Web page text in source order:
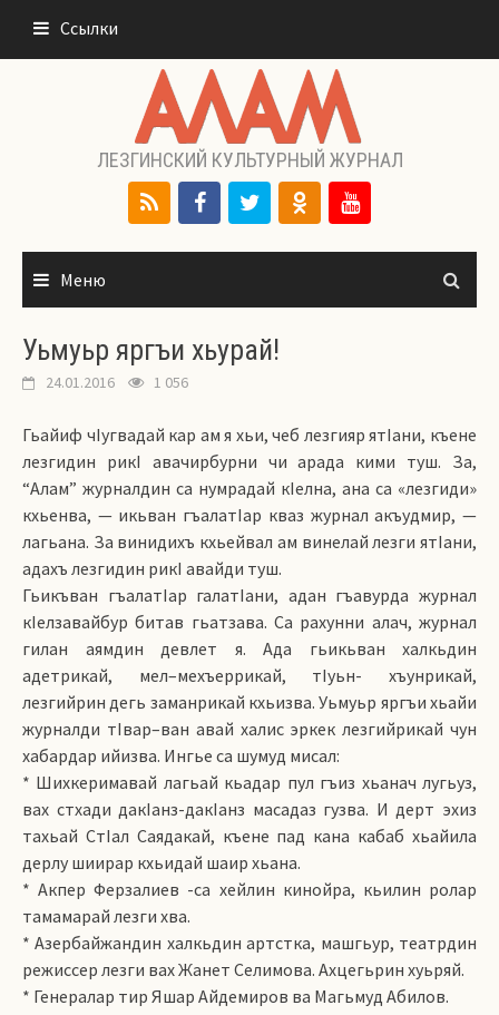
содержимому
Ссылки
ЛЕЗГИНСКИЙ КУЛЬТУРНЫЙ ЖУРНАЛ
Меню
Уьмуьр яргъи хьурай!
24.01.2016 1 056
Гьайиф чIугвадай кар ам я хьи, чеб лезгияр ятIани, къене
лезгидин рикI авачирбурни чи арада кими туш. За,
“Алам” журналдин са нумрадай кIелна, ана са «лезгиди»
кхьенва, — икьван гъалатIар кваз журнал акъудмир, —
лагьана. За винидихъ кхьейвал ам винелай лезги ятIани,
адахъ лезгидин рикI авайди туш.
Гьикъван гъалатIар галатIани, адан гъавурда журнал
кIелзавайбур битав гьатзава. Са рахунни алач, журнал
гилан аямдин девлет я. Ада гьикьван халкьдин
адетрикай, мел–мехъер­рикай, тIуьн- хъунрикай,
лезгийрин дегь заманрикай кхьизва. Уьмуьр яргъи хьайи
журнал­ди тIвар–ван авай халис эркек лезгийрикай чун
хабардар ийизва. Ингье са шумуд мисал:
* Шихкеримавай лагьай кьадар пул гъиз хьанач лугьуз,
вах стхади дакIанз-дакIанз масадаз гузва. И дерт эхиз
тахьай СтIал Саядакай, къене пад кана кабаб хьайила
дерлу шиирар кхьидай шаир хьана.
* Акпер Ферзалиев -са хейлин кинойра, кьилин ролар
тамамарай лезги хва.
* Азербайжандин халкьдин артстка, машгьур, театрдин
режиссер лезги вах Жанет Селимова. Ахцегьрин хуьряй.
* Генералар тир Яшар Айдемиров ва Магьмуд Абилов.